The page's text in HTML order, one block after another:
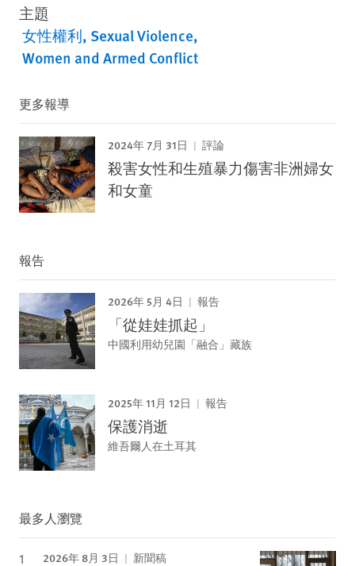
主題
女性權利 Sexual Violence
Women and Armed Conflict
更多報導
2024年 7月 31日 評論
殺害女性和生殖暴力傷害非洲婦女
和女童
報告
2026年 5月 4日 報告
「從娃娃抓起」
中國利用幼兒園「融合」藏族
2025年 11月 12日 報告
保護消逝
維吾爾人在土耳其
最多人瀏覽
2026年 8月 3日 新聞稿